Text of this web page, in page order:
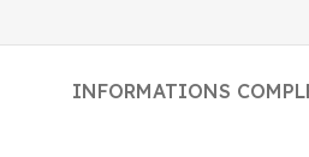
INFORMATIONS